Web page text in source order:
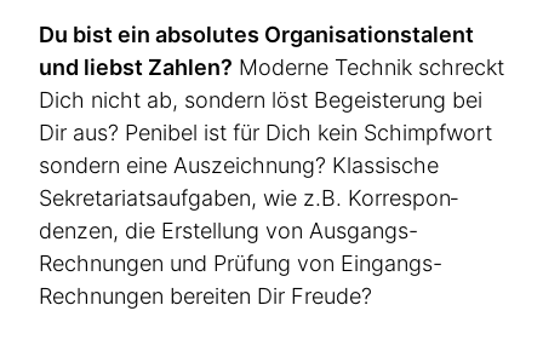
Du bist ein absolutes Organi­sa­ti­ons­talent
und liebst Zahlen? Moderne Technik schreckt
Dich nicht ab, sondern löst Begeis­terung bei
Dir aus? Penibel ist für Dich kein Schimpfwort
sondern eine Auszeichnung? Klassische
Sekre­ta­ri­ats­auf­gaben, wie z.B. Korre­spon­
denzen, die Erstellung von Ausgangs-
Rechnungen und Prüfung von Eingangs-
Rechnungen bereiten Dir Freude?